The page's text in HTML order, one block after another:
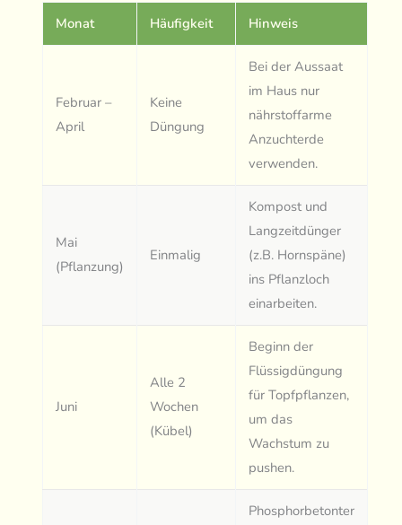
Monat Häufigkeit Hinweis
Februar –
April
Keine
Düngung
Bei der Aussaat
im Haus nur
nährstoffarme
Anzuchterde
verwenden.
Mai
(Pflanzung)
Einmalig
Kompost und
Langzeitdünger
(z.B. Hornspäne)
ins Pflanzloch
einarbeiten.
Juni
Alle 2
Wochen
(Kübel)
Beginn der
Flüssigdüngung
für Topfpflanzen,
um das
Wachstum zu
pushen.
Phosphorbetonter